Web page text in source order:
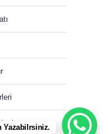
Yazabilrsiniz.